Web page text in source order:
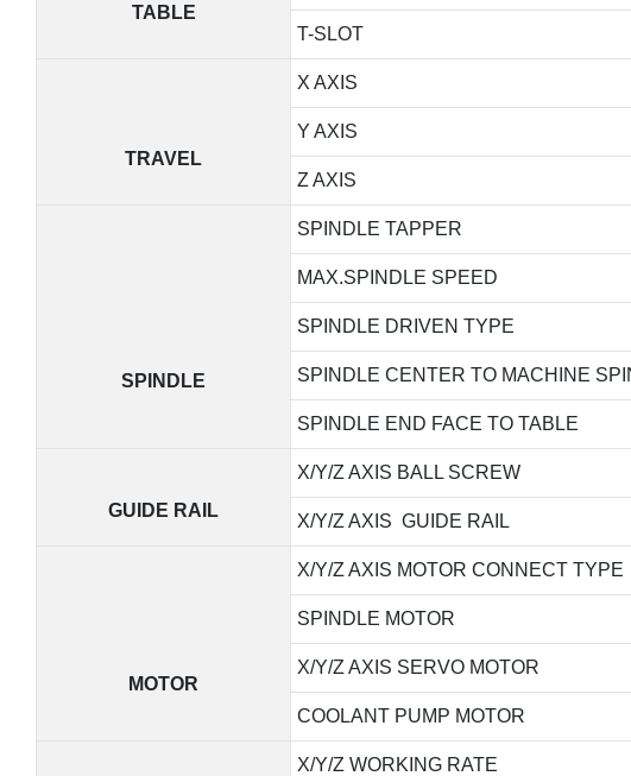
TABLE
T-SLOT
TRAVEL
X AXIS
Y AXIS
Z AXIS
SPINDLE
SPINDLE TAPPER
MAX.SPINDLE SPEED
SPINDLE DRIVEN TYPE
SPINDLE CENTER TO MACHINE
SPINDLE END FACE TO TABLE
GUIDE RAIL
X/Y/Z AXIS BALL SCREW
X/Y/Z AXIS GUIDE RAIL
MOTOR
X/Y/Z AXIS MOTOR CONNECT TYPE
SPINDLE MOTOR
X/Y/Z AXIS SERVO MOTOR
COOLANT PUMP MOTOR
X/Y/Z WORKING RATE